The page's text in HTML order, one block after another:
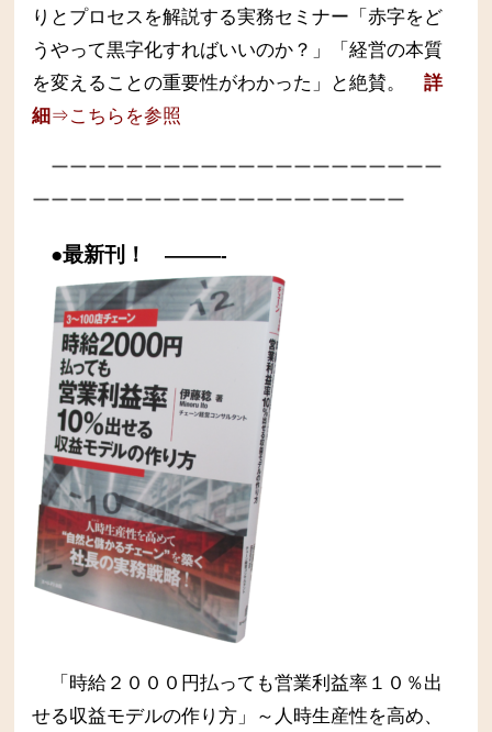
りとプロセスを解説する実務セミナー 「赤字をど
うやって黒字化すればいいのか？」「経営の本質
を変えることの重要性がわかった」と絶賛。
詳
細⇒こちらを参照
ーーーーーーーーーーーーーーーーーーーーー
ーーーーーーーーーーーーーーーーーーーー
●最新刊！ ———-
「時給２０００円払っても営業利益率１０％出
せる収益モデルの作り方」～人時生産性を高め、